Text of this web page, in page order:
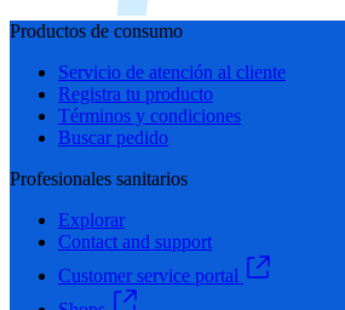
Productos de consumo
Servicio de atención al cliente
Registra tu producto
Términos y condiciones
Buscar pedido
Profesionales sanitarios
Explorar
Contact and support
Customer service portal